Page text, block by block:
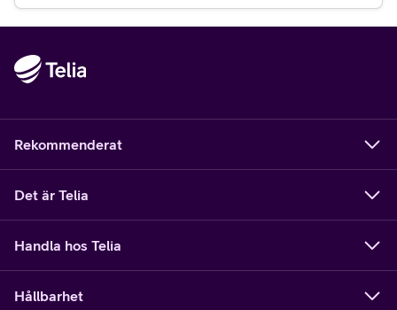
Rekommenderat
Det är Telia
Handla hos Telia
Hållbarhet